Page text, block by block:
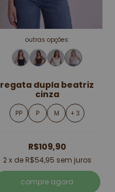
outras opções:
regata dupla beatriz
cinza
PP P M + 3
R$109,90
2x de R$54,95 sem juros
compre agora